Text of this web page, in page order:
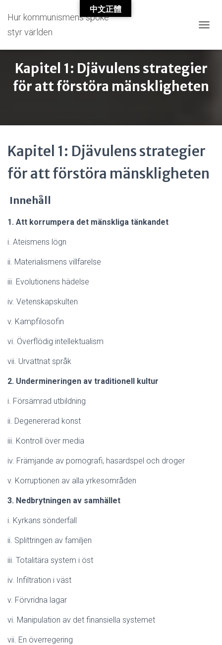
Hur kommunismens spöke
styr världen
G
L
G
N
Kapitel 1: Djävulens strategier
för att förstöra mänskligheten
Kapitel 1: Djävulens strategier
för att förstöra mänskligheten
Innehåll
1. Att korrumpera det mänskliga tänkandet
i. Ateismens lögn
ii. Materialismens villfarelse
iii. Evolutionens hädelse
iv. Vetenskapskulten
v. Kampfilosofin
vi. Överflödig intellektualism
vii. Urvattnat språk
2. Undermineringen av traditionell kultur
i. Försämrad utbildning
ii. Degenererad konst
iii. Kontroll över media
iv. Främjande av pornografi, hasardspel och droger
v. Korruptionen av alla yrkesområden
3. Nedbrytningen av samhället
i. Kyrkans sönderfall
ii. Splittringen av familjen
iii. Totalitära system i öst
iv. Infiltration i väst
v. Förvridna lagar
vi. Manipulation av det finansiella systemet
vii. En överregering
中文正體